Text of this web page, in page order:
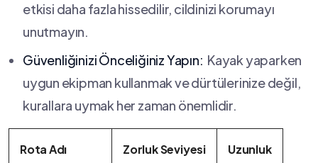
etkisi daha fazla hissedilir, cildinizi korumayı
unutmayın.
Güvenliğinizi Önceliğiniz Yapın: ⁢ Kayak yaparken
uygun ⁣ekipman kullanmak‍ ve dürtülerinize değil, ​
kurallara uymak her zaman önemlidir.
Rota ⁤Adı Zorluk Seviyesi Uzunluk